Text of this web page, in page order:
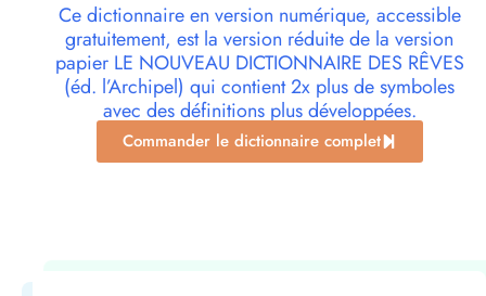
Ce dictionnaire en version numérique, accessible
gratuitement, est la version réduite de la version
papier LE NOUVEAU DICTIONNAIRE DES RÊVES
(éd. l’Archipel) qui contient 2x plus de symboles
avec des définitions plus développées.
Commander le dictionnaire complet